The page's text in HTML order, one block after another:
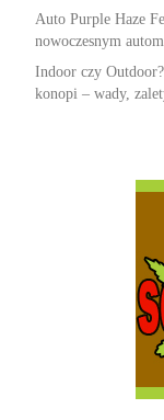
Auto Purple Haze
nowoczesnym
Indoor czy
konopi – wady,